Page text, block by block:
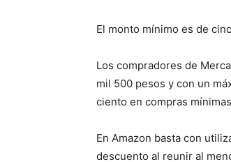
El monto mínimo es de
Los compradores de
mil 500 pesos y con un
ciento en compras
En Amazon basta con
descuento al reunir al